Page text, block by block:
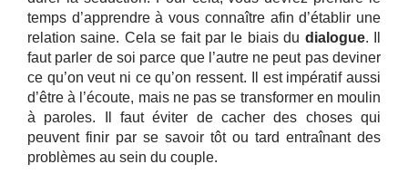
temps d’apprendre à vous connaître afin d’établir une
relation saine. Cela se fait par le biais du dialogue. Il
faut parler de soi parce que l’autre ne peut pas deviner
ce qu’on veut ni ce qu’on ressent. Il est impératif aussi
d’être à l’écoute, mais ne pas se transformer en moulin
à paroles. Il faut éviter de cacher des choses qui
peuvent finir par se savoir tôt ou tard entraînant des
problèmes au sein du couple.